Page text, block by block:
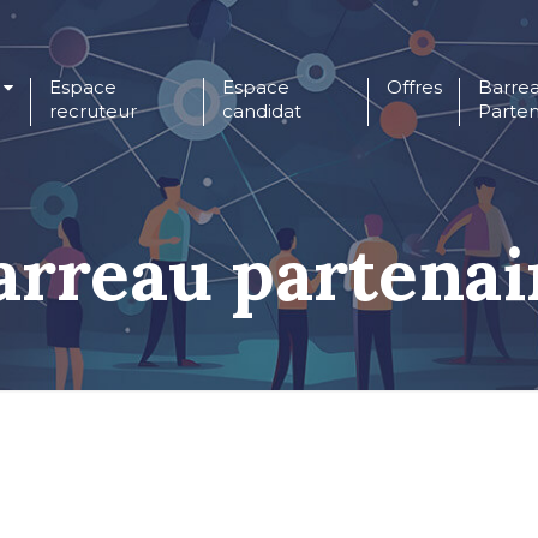
Espace
recruteur
Espace
candidat
Offres